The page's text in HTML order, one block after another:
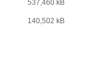
537,460 kB
140,502 kB